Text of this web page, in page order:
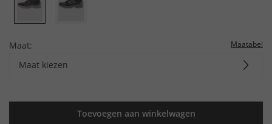
Maat: Maatabel
Maat kiezen
Toevoegen aan winkelwagen